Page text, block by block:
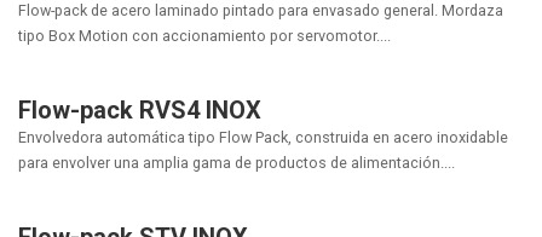
Flow-pack de acero laminado pintado para envasado general. Mordaza
tipo Box Motion con accionamiento por servomotor....
Flow-pack RVS4 INOX
Envolvedora automática tipo Flow Pack, construida en acero inoxidable
para envolver una amplia gama de productos de alimentación....